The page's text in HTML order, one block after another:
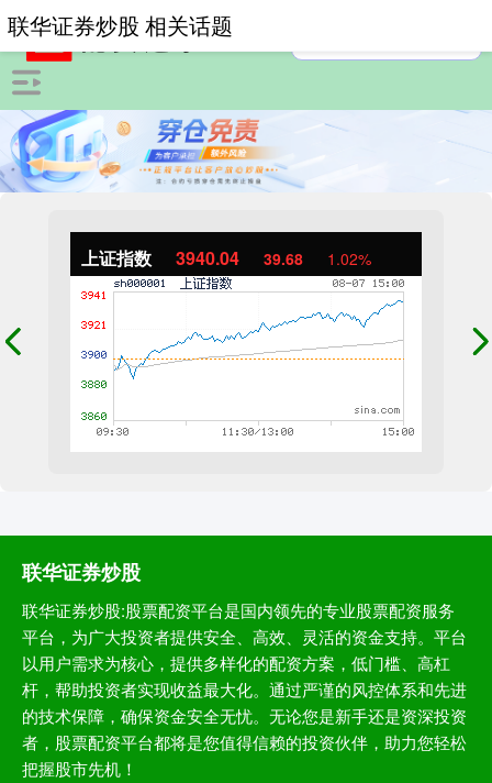
上证指数 3940.04 39.68 1.02%
联华证券炒股
联华证券炒股:股票配资平台是国内领先的专业股票配资服务
平台，为广大投资者提供安全、高效、灵活的资金支持。平台
以用户需求为核心，提供多样化的配资方案，低门槛、高杠
杆，帮助投资者实现收益最大化。通过严谨的风控体系和先进
的技术保障，确保资金安全无忧。无论您是新手还是资深投资
者，股票配资平台都将是您值得信赖的投资伙伴，助力您轻松
把握股市先机！
联华证券炒股 相关话题